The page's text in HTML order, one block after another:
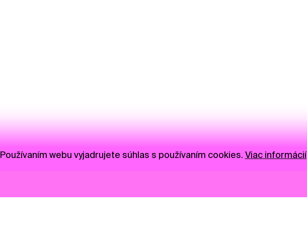
Používaním webu vyjadrujete súhlas s používaním cookies. Viac informácií